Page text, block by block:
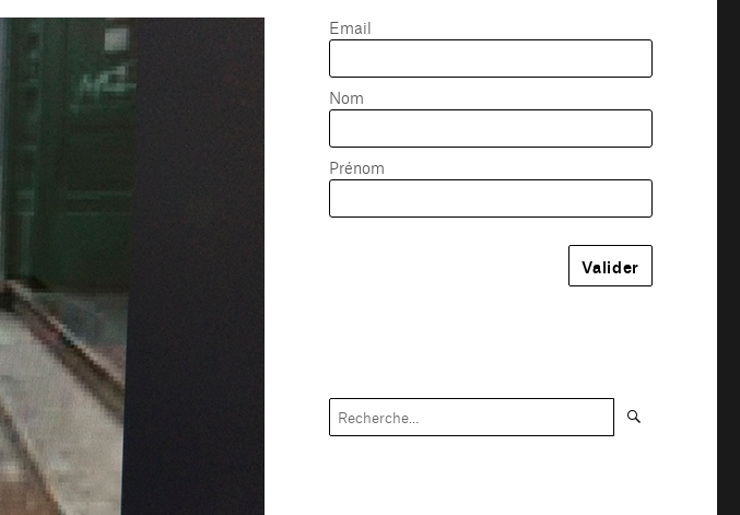
Email
Nom
Prénom
Recherche
pour :